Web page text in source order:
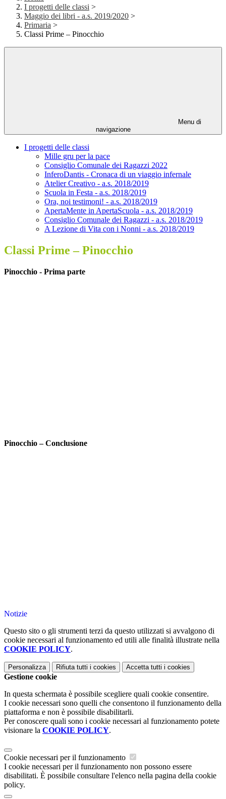
I progetti delle classi >
Maggio dei libri - a.s. 2019/2020 >
Primaria >
Classi Prime – Pinocchio
Menu di
navigazione
I progetti delle classi
Mille gru per la pace
Consiglio Comunale dei Ragazzi 2022
InferoDantis - Cronaca di un viaggio infernale
Atelier Creativo - a.s. 2018/2019
Scuola in Festa - a.s. 2018/2019
Ora, noi testimoni! - a.s. 2018/2019
ApertaMente in ApertaScuola - a.s. 2018/2019
Consiglio Comunale dei Ragazzi - a.s. 2018/2019
A Lezione di Vita con i Nonni - a.s. 2018/2019
Classi Prime – Pinocchio
Pinocchio - Prima parte
Pinocchio – Conclusione
Notizie
Questo sito o gli strumenti terzi da questo utilizzati si avvalgono di
cookie necessari al funzionamento ed utili alle finalità illustrate nella
COOKIE POLICY.
Personalizza Rifiuta tutti i cookies Accetta tutti i cookies
Gestione cookie
In questa schermata è possibile scegliere quali cookie consentire.
I cookie necessari sono quelli che consentono il funzionamento della
piattaforma e non è possibile disabilitarli.
Per conoscere quali sono i cookie necessari al funzionamento potete
visionare la COOKIE POLICY.
Cookie necessari per il funzionamento
I cookie necessari per il funzionamento non possono essere
disabilitati. È possibile consultare l'elenco nella pagina della cookie
policy.